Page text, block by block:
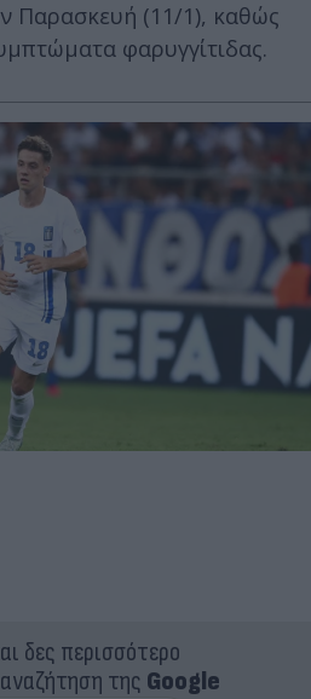
Παρασκευή (11/1), καθώς
φαρυγγίτιδας.
δες περισσότερο
της Google